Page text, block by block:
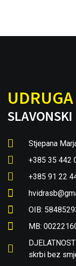
SLAVONSKI
Stjepana
+385 35 442
+385 91 22
OIB:
MB:
skrbi bez